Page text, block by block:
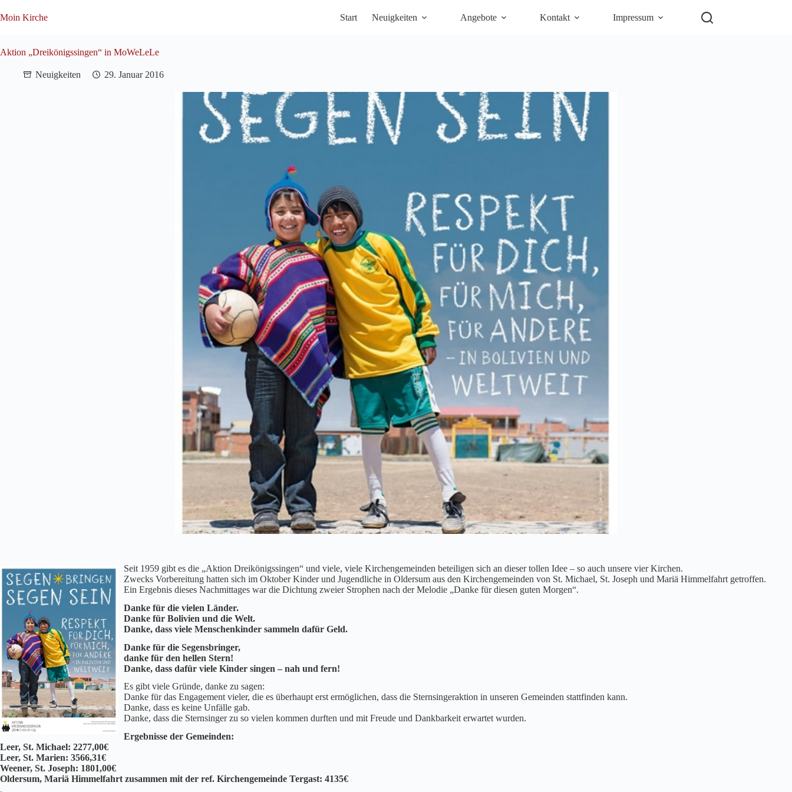
Inhalt
Moin Kirche Start Neuigkeiten Angebote Kontakt Impressum
Aktion „Dreikönigssingen“ in MoWeLeLe
Neuigkeiten 29. Januar 2016
Seit 1959 gibt es die „Aktion Dreikönigssingen“ und viele, viele Kirchengemeinden beteiligen sich an dieser tollen Idee – so auch unsere vier Kirchen.
Zwecks Vorbereitung hatten sich im Oktober Kinder und Jugendliche in Oldersum aus den Kirchengemeinden von St. Michael, St. Joseph und Mariä Himmelfahrt getroffen.
Ein Ergebnis dieses Nachmittages war die Dichtung zweier Strophen nach der Melodie „Danke für diesen guten Morgen“.
Danke für die vielen Länder.
Danke für Bolivien und die Welt.
Danke, dass viele Menschenkinder sammeln dafür Geld.
Danke für die Segensbringer,
danke für den hellen Stern!
Danke, dass dafür viele Kinder singen – nah und fern!
Es gibt viele Gründe, danke zu sagen:
Danke für das Engagement vieler, die es überhaupt erst ermöglichen, dass die Sternsingeraktion in unseren Gemeinden stattfinden kann.
Danke, dass es keine Unfälle gab.
Danke, dass die Sternsinger zu so vielen kommen durften und mit Freude und Dankbarkeit erwartet wurden.
Ergebnisse der Gemeinden:
Leer, St. Michael: 2277,00€
Leer, St. Marien: 3566,31€
Weener, St. Joseph: 1801,00€
Oldersum, Mariä Himmelfahrt zusammen mit der ref. Kirchengemeinde Tergast: 4135€
.